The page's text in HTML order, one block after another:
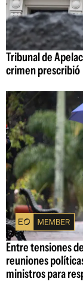
Tribunal de
crimen prescribió
Entre tensiones
reuniones
ministros para